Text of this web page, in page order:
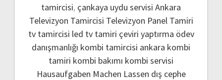
tamircisi, çankaya uydu servisi Ankara
Televizyon Tamircisi Televizyon Panel Tamiri
tv tamircisi led tv tamiri çeviri yaptırma ödev
danışmanlığı kombi tamircisi ankara kombi
tamiri kombi bakımı kombi servisi
Hausaufgaben Machen Lassen dış cephe